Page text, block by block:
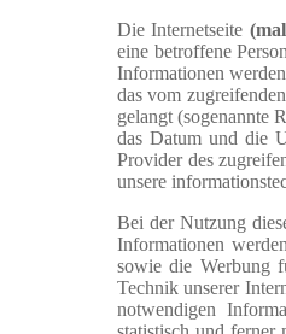
Die Internetseite
eine betroffene
Informationen
das vom
gelangt (sogenannte
das Datum und die
Provider des
unsere
Bei der Nutzung
Informationen
sowie die Werbung
Technik unserer
notwendigen